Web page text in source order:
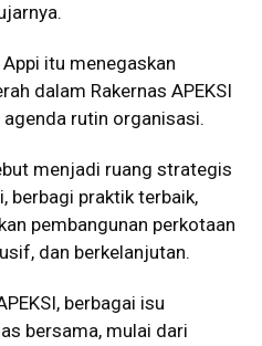
itu menegaskan
dalam Rakernas APEKSI
rutin organisasi.
menjadi ruang strategis
berbagi praktik terbaik,
pembangunan perkotaan
dan berkelanjutan.
berbagai isu
bersama, mulai dari